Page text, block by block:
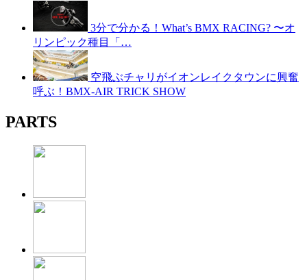
3分で分かる！What’s BMX RACING? 〜オ
リンピック種目「…
空飛ぶチャリがイオンレイクタウンに興奮
呼ぶ！BMX-AIR TRICK SHOW
PARTS